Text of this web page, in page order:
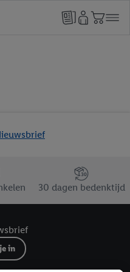
klant
30 dagen bedenktijd
in